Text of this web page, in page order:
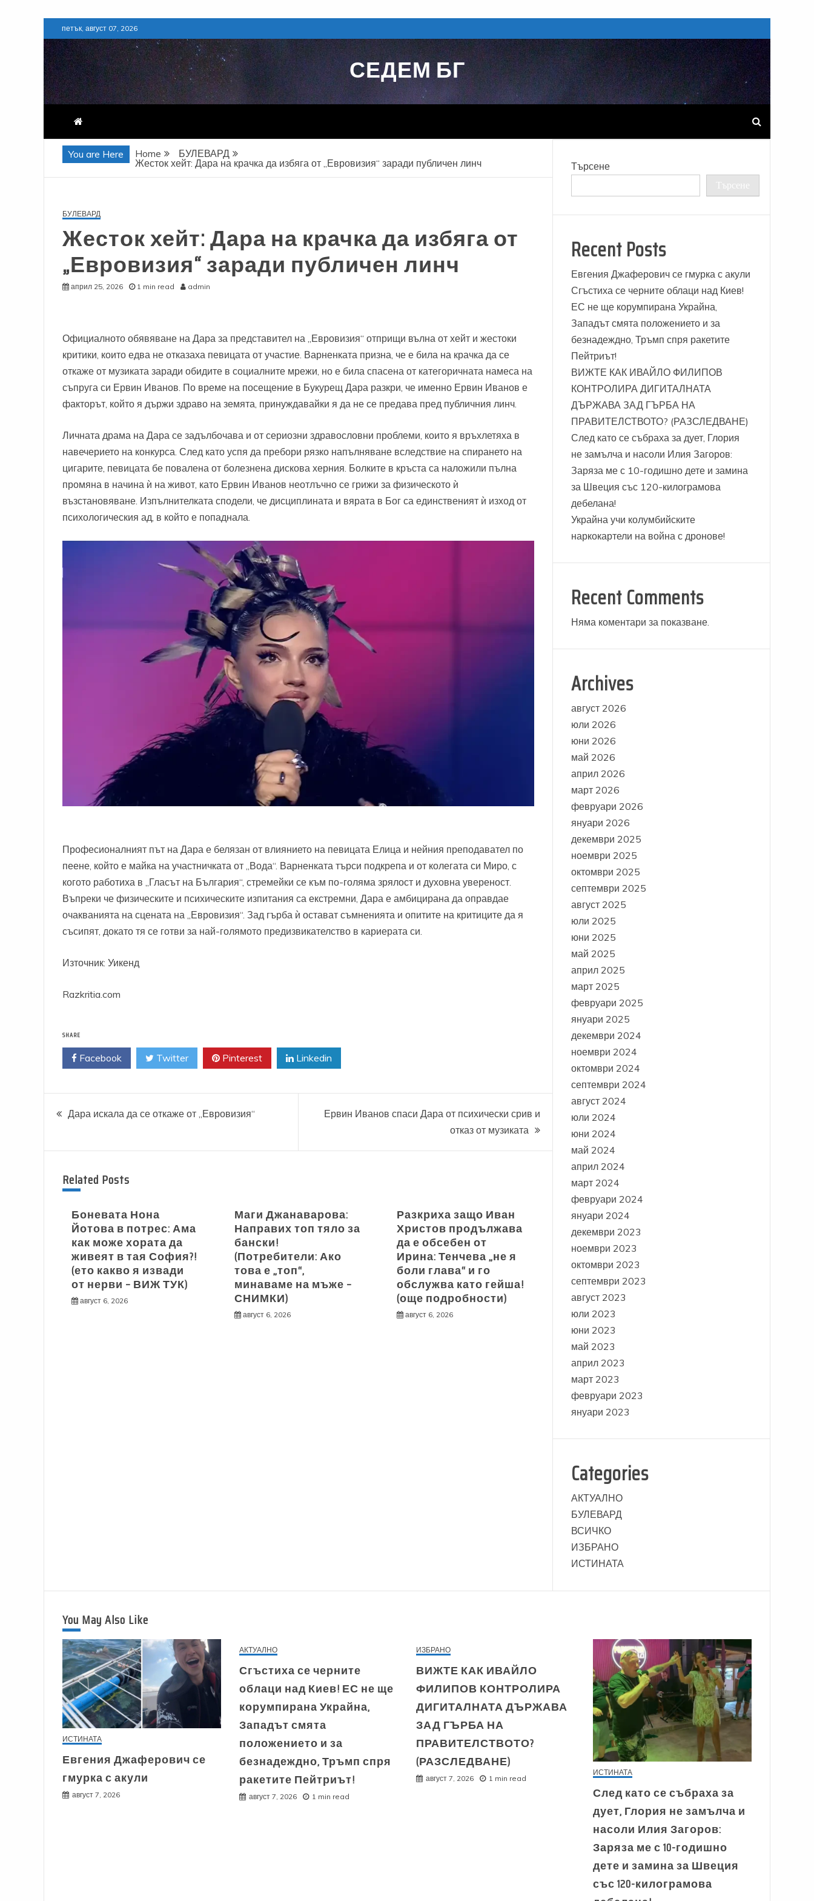
to
content
петък, август 07, 2026
СЕДЕМ БГ
You are Here Home
БУЛЕВАРД
Жесток хейт: Дара на крачка да избяга от „Евровизия“ заради публичен линч
БУЛЕВАРД
Жесток хейт: Дара на крачка да избяга от
„Евровизия“ заради публичен линч
април 25, 2026 1 min read admin
Официалното обявяване на Дара за представител на „Евровизия“ отприщи вълна от хейт и жестоки
критики, които едва не отказаха певицата от участие. Варненката призна, че е била на крачка да се
откаже от музиката заради обидите в социалните мрежи, но е била спасена от категоричната намеса на
съпруга си Ервин Иванов. По време на посещение в Букурещ Дара разкри, че именно Ервин Иванов е
факторът, който я държи здраво на земята, принуждавайки я да не се предава пред публичния линч.
Личната драма на Дара се задълбочава и от сериозни здравословни проблеми, които я връхлетяха в
навечерието на конкурса. След като успя да пребори рязко напълняване вследствие на спирането на
цигарите, певицата бе повалена от болезнена дискова херния. Болките в кръста са наложили пълна
промяна в начина ѝ на живот, като Ервин Иванов неотлъчно се грижи за физическото ѝ
възстановяване. Изпълнителката сподели, че дисциплината и вярата в Бог са единственият ѝ изход от
психологическия ад, в който е попаднала.
Професионалният път на Дара е белязан от влиянието на певицата Елица и нейния преподавател по
пеене, който е майка на участничката от „Вода“. Варненката търси подкрепа и от колегата си Миро, с
когото работиха в „Гласът на България“, стремейки се към по-голяма зрялост и духовна увереност.
Въпреки че физическите и психическите изпитания са екстремни, Дара е амбицирана да оправдае
очакванията на сцената на „Евровизия“. Зад гърба ѝ остават съмненията и опитите на критиците да я
съсипят, докато тя се готви за най-голямото предизвикателство в кариерата си.
Източник: Уикенд
Razkritia.com
SHARE
Facebook Twitter Pinterest Linkedin
Навигация
Дара искала да се откаже от „Евровизия“
Ервин Иванов спаси Дара от психически срив и
отказ от музиката
Related Posts
Боневата Нона
Йотова в потрес: Ама
как може хората да
живеят в тая София?!
(ето какво я извади
от нерви – ВИЖ ТУК)
август 6, 2026
Маги Джанаварова:
Направих топ тяло за
бански!
(Потребители: Ако
това е „топ“,
минаваме на мъже –
СНИМКИ)
август 6, 2026
Разкриха защо Иван
Христов продължава
да е обсебен от
Ирина: Тенчева „не я
боли глава“ и го
обслужва като гейша!
(още подробности)
август 6, 2026
Търсене
Търсене
Recent Posts
Евгения Джаферович се гмурка с акули
Сгъстиха се черните облаци над Киев!
ЕС не ще корумпирана Украйна,
Западът смята положението и за
безнадеждно, Тръмп спря ракетите
Пейтриът!
ВИЖТЕ КАК ИВАЙЛО ФИЛИПОВ
КОНТРОЛИРА ДИГИТАЛНАТА
ДЪРЖАВА ЗАД ГЪРБА НА
ПРАВИТЕЛСТВОТО? (РАЗСЛЕДВАНЕ)
След като се събраха за дует, Глория
не замълча и насоли Илия Загоров:
Заряза ме с 10-годишно дете и замина
за Швеция със 120-килограмова
дебелана!
Украйна учи колумбийските
наркокартели на война с дронове!
Recent Comments
Няма коментари за показване.
Archives
август 2026
юли 2026
юни 2026
май 2026
април 2026
март 2026
февруари 2026
януари 2026
декември 2025
ноември 2025
октомври 2025
септември 2025
август 2025
юли 2025
юни 2025
май 2025
април 2025
март 2025
февруари 2025
януари 2025
декември 2024
ноември 2024
октомври 2024
септември 2024
август 2024
юли 2024
юни 2024
май 2024
април 2024
март 2024
февруари 2024
януари 2024
декември 2023
ноември 2023
октомври 2023
септември 2023
август 2023
юли 2023
юни 2023
май 2023
април 2023
март 2023
февруари 2023
януари 2023
Categories
АКТУАЛНО
БУЛЕВАРД
ВСИЧКО
ИЗБРАНО
ИСТИНАТА
You May Also Like
ИСТИНАТА
Евгения Джаферович се
гмурка с акули
август 7, 2026
АКТУАЛНО
Сгъстиха се черните
облаци над Киев! ЕС не ще
корумпирана Украйна,
Западът смята
положението и за
безнадеждно, Тръмп спря
ракетите Пейтриът!
август 7, 2026 1 min read
ИЗБРАНО
ВИЖТЕ КАК ИВАЙЛО
ФИЛИПОВ КОНТРОЛИРА
ДИГИТАЛНАТА ДЪРЖАВА
ЗАД ГЪРБА НА
ПРАВИТЕЛСТВОТО?
(РАЗСЛЕДВАНЕ)
август 7, 2026 1 min read
ИСТИНАТА
След като се събраха за
дует, Глория не замълча и
насоли Илия Загоров:
Заряза ме с 10-годишно
дете и замина за Швеция
със 120-килограмова